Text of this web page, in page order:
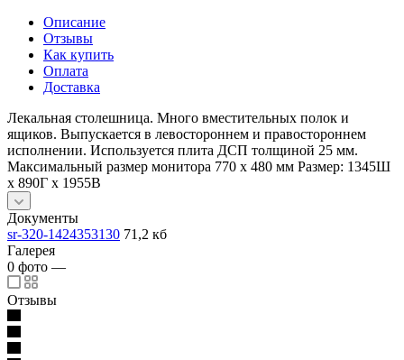
Описание
Отзывы
Как купить
Оплата
Доставка
Лекальная столешница. Много вместительных полок и
ящиков. Выпускается в левостороннем и правостороннем
исполнении. Используется плита ДСП толщиной 25 мм.
Максимальный размер монитора 770 х 480 мм Размер: 1345Ш
x 890Г x 1955В
Документы
sr-320-1424353130 71,2 кб
Галерея
0 фото —
Отзывы